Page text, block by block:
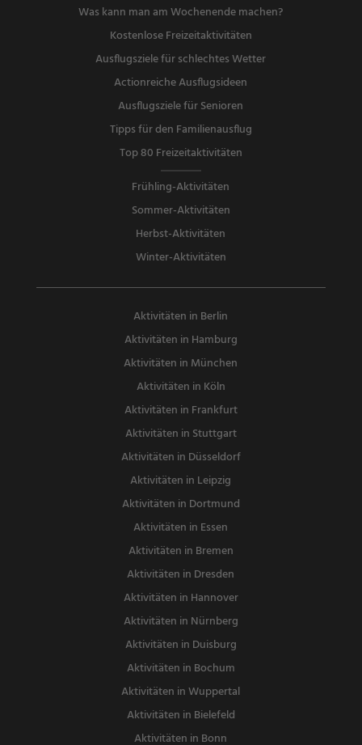
Was kann man am Wochenende machen?
Kostenlose Freizeitaktivitäten
Ausflugsziele für schlechtes Wetter
Actionreiche Ausflugsideen
Ausflugsziele für Senioren
Tipps für den Familienausflug
Top 80 Freizeitaktivitäten
Frühling-Aktivitäten
Sommer-Aktivitäten
Herbst-Aktivitäten
Winter-Aktivitäten
Aktivitäten in Berlin
Aktivitäten in Hamburg
Aktivitäten in München
Aktivitäten in Köln
Aktivitäten in Frankfurt
Aktivitäten in Stuttgart
Aktivitäten in Düsseldorf
Aktivitäten in Leipzig
Aktivitäten in Dortmund
Aktivitäten in Essen
Aktivitäten in Bremen
Aktivitäten in Dresden
Aktivitäten in Hannover
Aktivitäten in Nürnberg
Aktivitäten in Duisburg
Aktivitäten in Bochum
Aktivitäten in Wuppertal
Aktivitäten in Bielefeld
Aktivitäten in Bonn